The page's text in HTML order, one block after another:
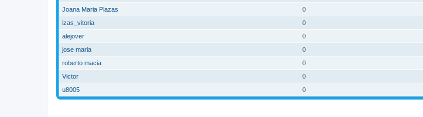
Joana Maria Plazas
0
izas_vitoria
0
alejover
0
jose maria
0
roberto macia
0
Victor
0
u8005
0